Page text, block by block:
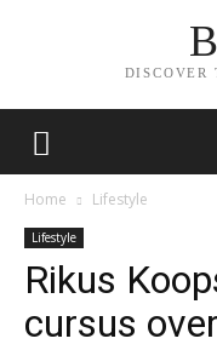
DISCOVER
Home Lifestyle
Lifestyle
Rikus
cursus